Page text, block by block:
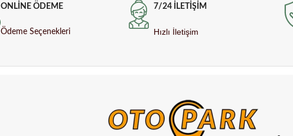
ONLİNE ÖDEME
Ödeme Seçenekleri
7/24 İLETİŞİM
Hızlı İletişim